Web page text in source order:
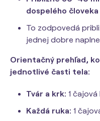
dospelého
To zodpovedá
jednej dobre
Orientačný prehľad,
jednotlivé časti tela:
Tvár a krk: 1 čajová
Každá ruka: 1